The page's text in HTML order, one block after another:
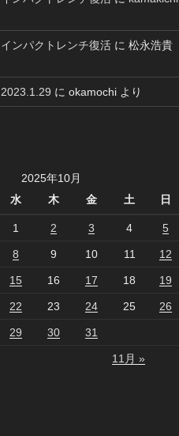
ンパクトレンチ復活に 松永浩貴
に okamochiより
2025年10月
水
木 金 土 日
1 2 3 4 5
8 9 10 11 12
15 16 17 18 19
22 23 24 25 26
29 30 31
11月 »